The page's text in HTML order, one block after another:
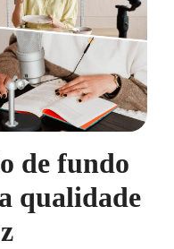
de fundo
qualidade